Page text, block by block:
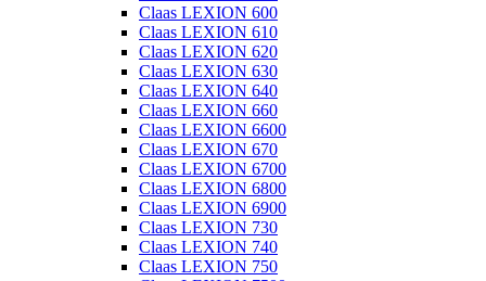
Claas LEXION 600
Claas LEXION 610
Claas LEXION 620
Claas LEXION 630
Claas LEXION 640
Claas LEXION 660
Claas LEXION 6600
Claas LEXION 670
Claas LEXION 6700
Claas LEXION 6800
Claas LEXION 6900
Claas LEXION 730
Claas LEXION 740
Claas LEXION 750